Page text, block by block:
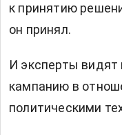
к принятию
он принял.
И эксперты
кампанию в
политическими